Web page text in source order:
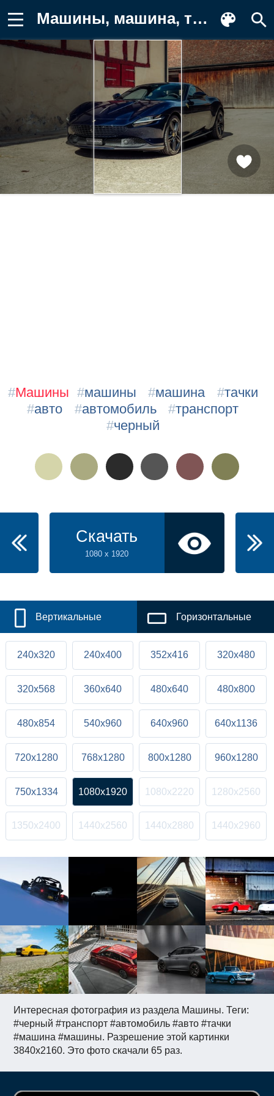
Машины, машина, тачки, авто Фотография
Интересная фотография из раздела Машины. Теги:
#черный #транспорт #автомобиль #авто #тачки
#машина #машины. Разрешение этой картинки
3840x2160. Это фото скачали 65 раз.
#Машины #машины #машина #тачки
#авто #автомобиль #транспорт
#черный
Скачать
1080 x 1920
Вертикальные Горизонтальные
240x320 240x400 352x416 320x480
320x568 360x640 480x640 480x800
480x854 540x960 640x960 640x1136
720x1280 768x1280 800x1280 960x1280
750x1334 1080x1920 1080x2220 1280x2560
1350x2400 1440x2560 1440x2880 1440x2960